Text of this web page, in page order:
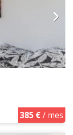
385 €/ mes